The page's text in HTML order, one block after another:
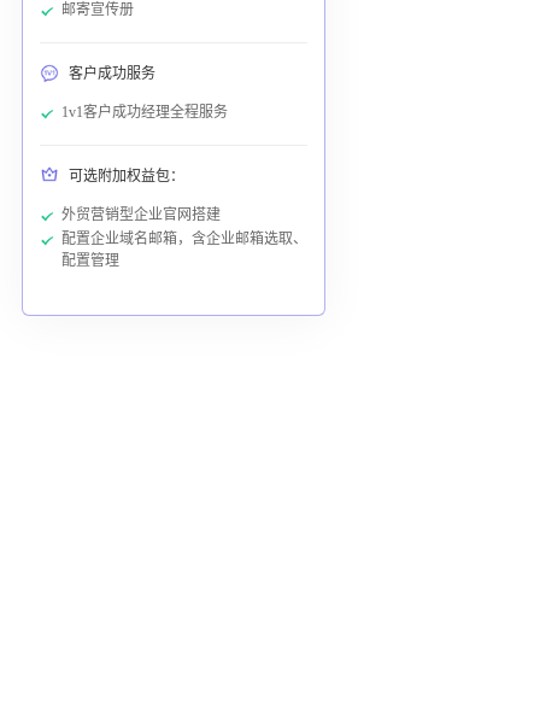
邮寄宣传册
客户成功服务
1v1客户成功经理全程服务
可选附加权益包：
外贸营销型企业官网搭建
配置企业域名邮箱，含企业邮箱选取、
配置管理